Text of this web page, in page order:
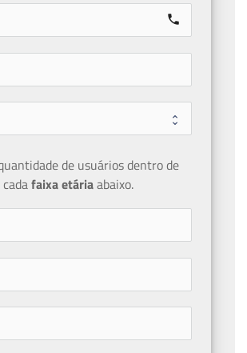
call
de usuários dentro de
cada faixa etária abaixo.